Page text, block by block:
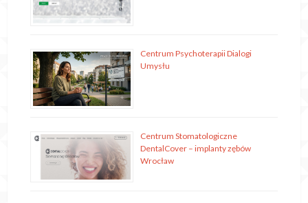
Centrum Psychoterapii Dialogi
Umysłu
Centrum Stomatologiczne
DentalCover – implanty zębów
Wrocław